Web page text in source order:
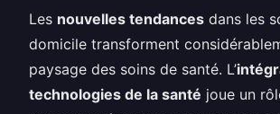
Les nouvelles tendances dans les
domicile transforment
paysage des soins de santé. L’
technologies de la santé joue un